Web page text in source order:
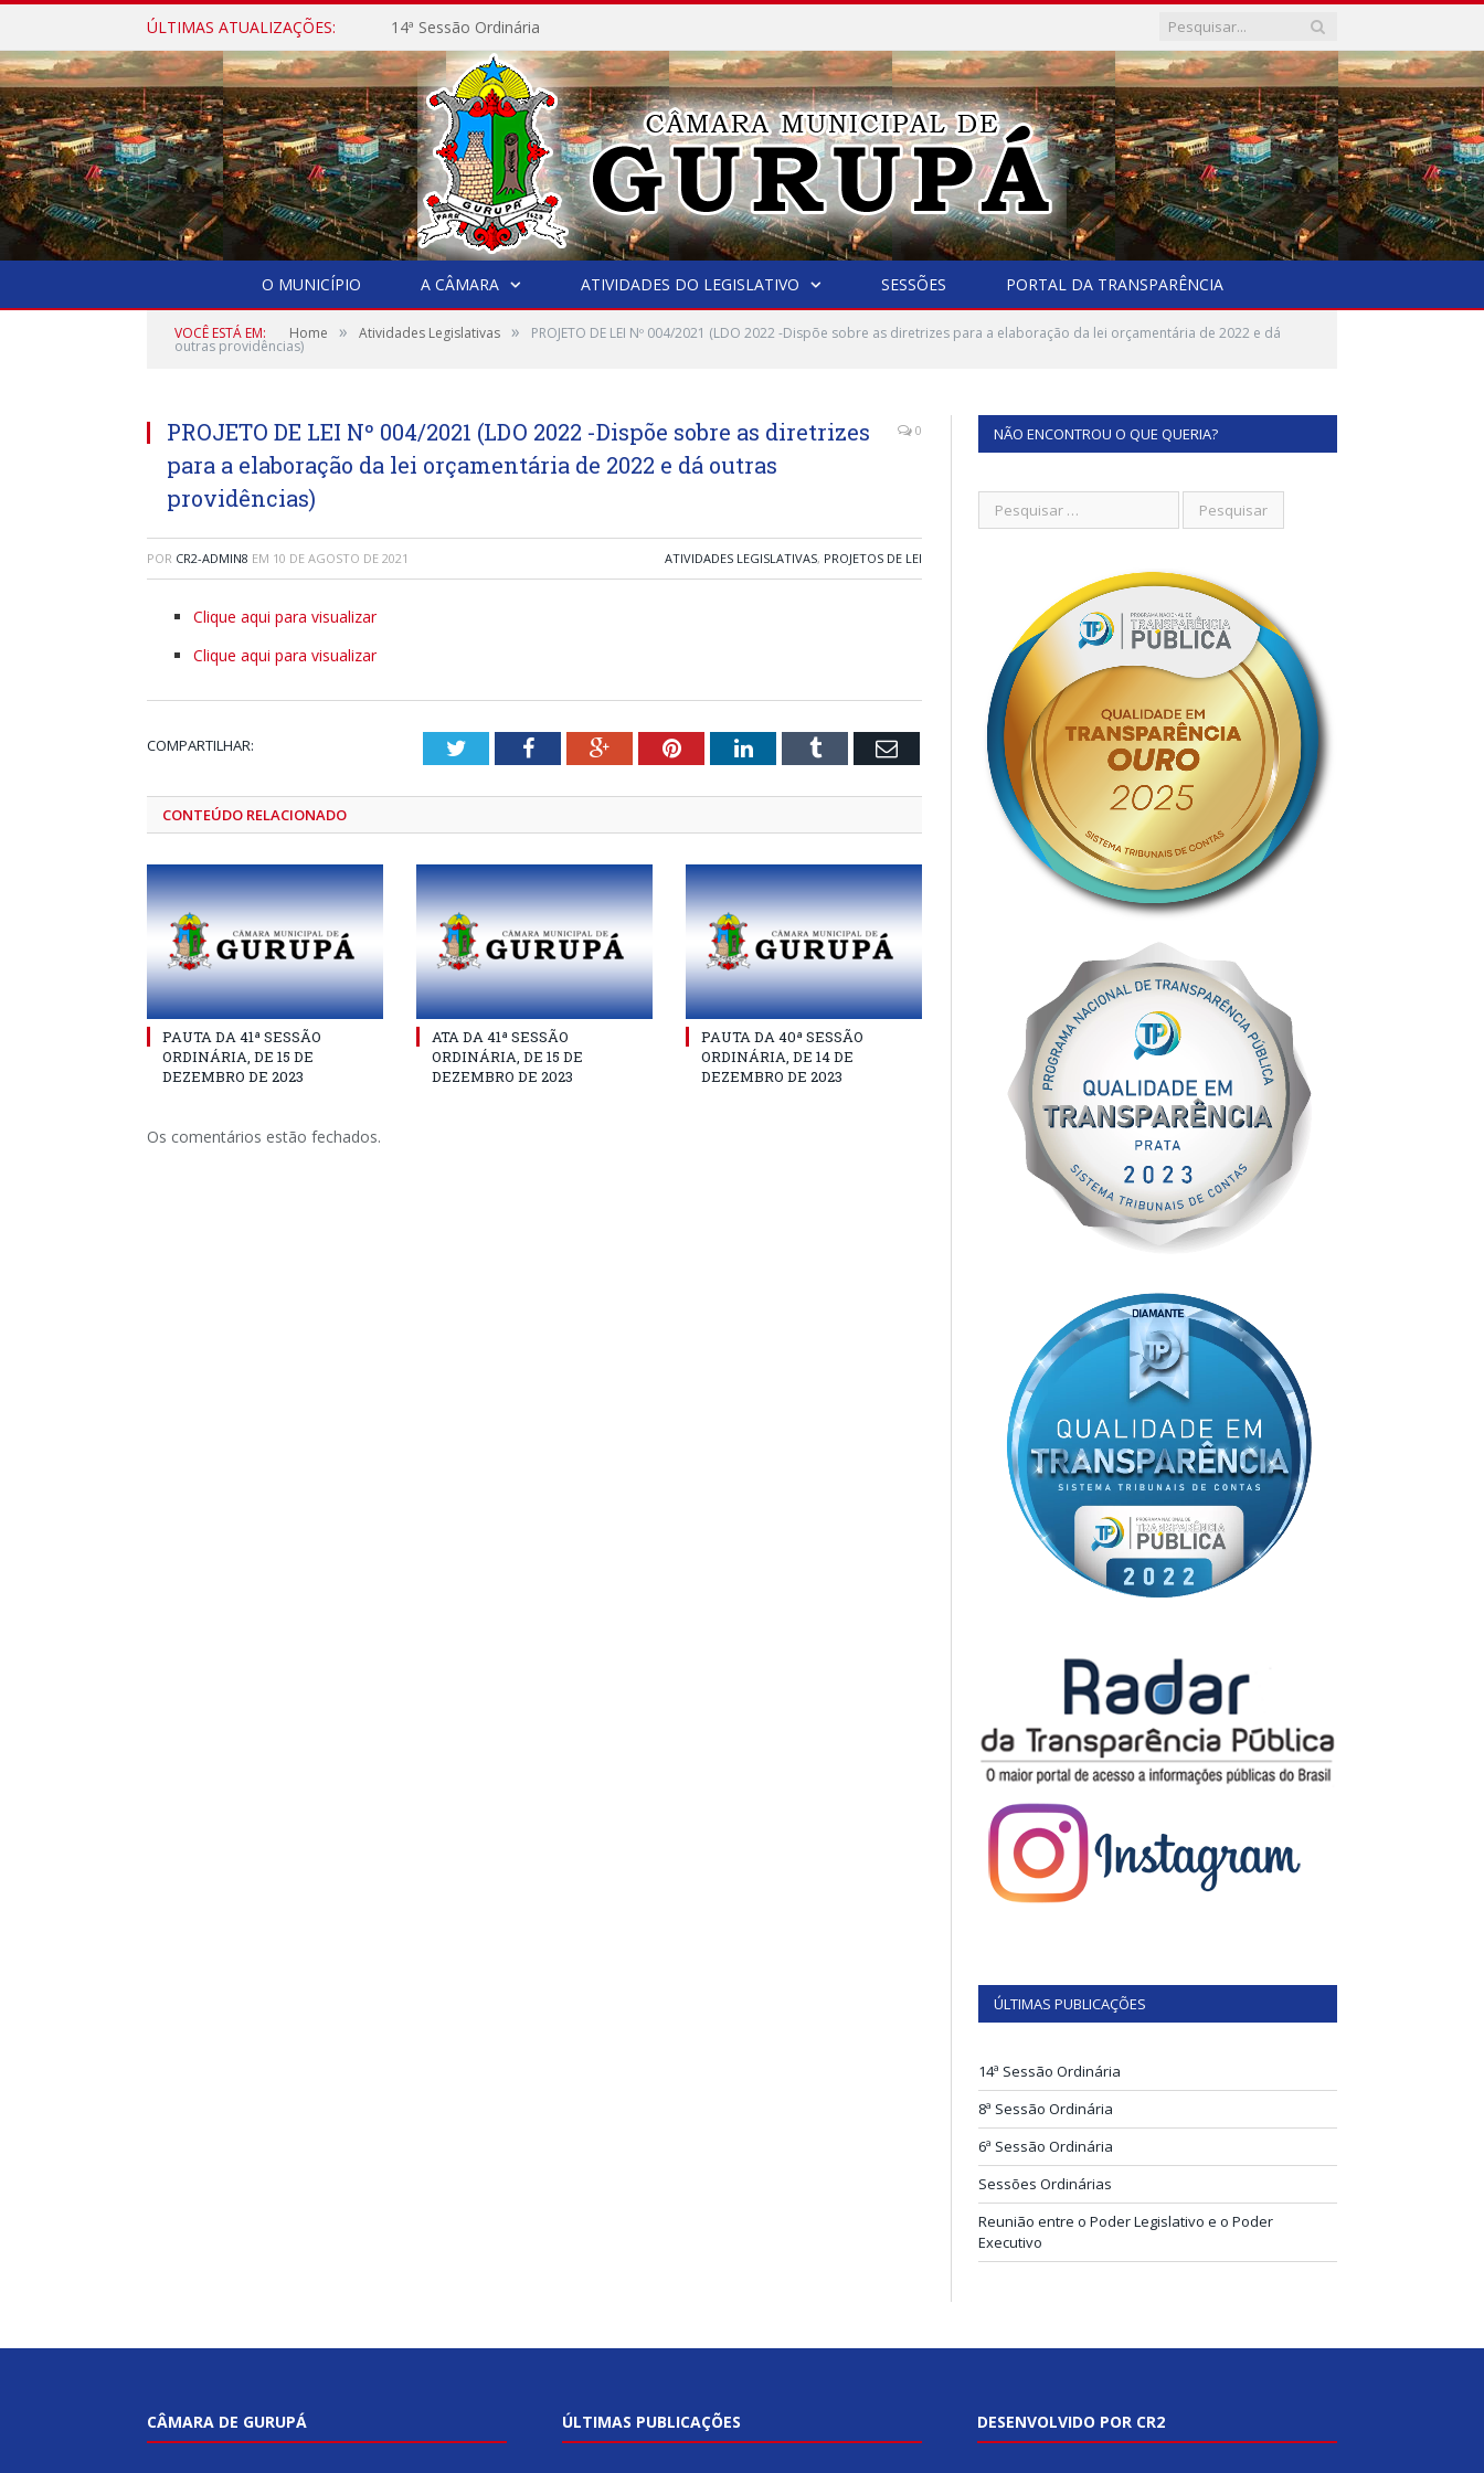
ÚLTIMAS ATUALIZAÇÕES: 14ª Sessão Ordinária
O MUNICÍPIO A CÂMARA ATIVIDADES DO LEGISLATIVO SESSÕES PORTAL DA TRANSPARÊNCIA
VOCÊ ESTÁ EM: Home » Atividades Legislativas » PROJETO DE LEI Nº 004/2021 (LDO 2022 -Dispõe sobre as diretrizes para a elaboração da lei orçamentária de 2022 e dá
outras providências)
PROJETO DE LEI Nº 004/2021 (LDO 2022 -Dispõe sobre as diretrizes
para a elaboração da lei orçamentária de 2022 e dá outras
providências)
0
POR CR2-ADMIN8 EM 10 DE AGOSTO DE 2021 ATIVIDADES LEGISLATIVAS, PROJETOS DE LEI
Clique aqui para visualizar
Clique aqui para visualizar
COMPARTILHAR: TwitterFacebookGoogle+PinterestLinkedInTumblr Email
CONTEÚDO RELACIONADO
PAUTA DA 41ª SESSÃO
ORDINÁRIA, DE 15 DE
DEZEMBRO DE 2023
ATA DA 41ª SESSÃO
ORDINÁRIA, DE 15 DE
DEZEMBRO DE 2023
PAUTA DA 40ª SESSÃO
ORDINÁRIA, DE 14 DE
DEZEMBRO DE 2023
Os comentários estão fechados.
NÃO ENCONTROU O QUE QUERIA?
ÚLTIMAS PUBLICAÇÕES
14ª Sessão Ordinária
8ª Sessão Ordinária
6ª Sessão Ordinária
Sessões Ordinárias
Reunião entre o Poder Legislativo e o Poder
Executivo
CÂMARA DE GURUPÁ ÚLTIMAS PUBLICAÇÕES DESENVOLVIDO POR CR2